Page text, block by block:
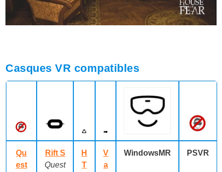
Casques VR compatibles
Qu
est
Rift S
Quest
H
T
V
a
WindowsMR PSVR